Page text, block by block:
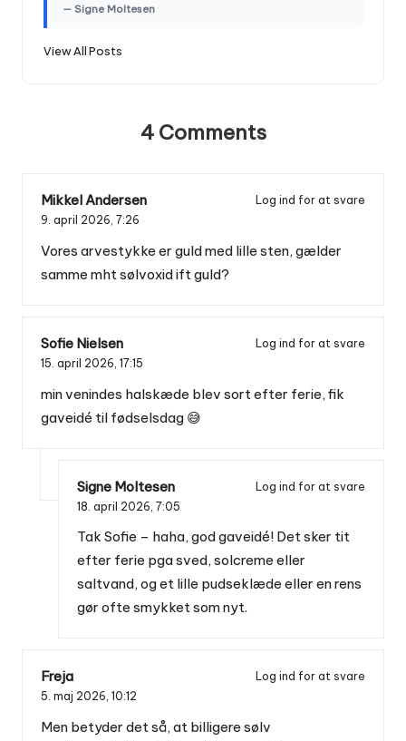
— Signe Moltesen
View All Posts
4 Comments
Mikkel Andersen
Log ind for at svare
9. april 2026, 7:26
Vores arvestykke er guld med lille sten, gælder
samme mht sølvoxid ift guld?
Sofie Nielsen
Log ind for at svare
15. april 2026, 17:15
min venindes halskæde blev sort efter ferie, fik
gaveidé til fødselsdag 😅
Signe Moltesen
Log ind for at svare
18. april 2026, 7:05
Tak Sofie – haha, god gaveidé! Det sker tit
efter ferie pga sved, solcreme eller
saltvand, og et lille pudseklæde eller en rens
gør ofte smykket som nyt.
Freja
Log ind for at svare
5. maj 2026, 10:12
Men betyder det så, at billigere sølv